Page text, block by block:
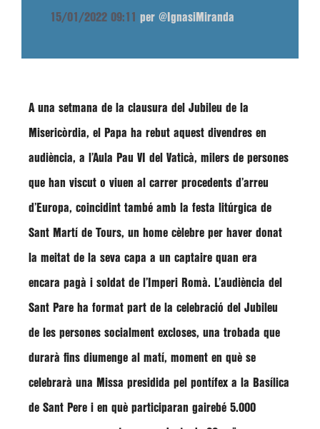
15/01/2022 09:11 per @IgnasiMiranda
A una setmana de la clausura del Jubileu de la
Misericòrdia, el Papa ha rebut aquest divendres en
audiència, a l’Aula Pau VI del Vaticà, milers de persones
que han viscut o viuen al carrer procedents d’arreu
d’Europa, coincidint també amb la festa litúrgica de
Sant Martí de Tours, un home cèlebre per haver donat
la meitat de la seva capa a un captaire quan era
encara pagà i soldat de l’Imperi Romà. L’audiència del
Sant Pare ha format part de la celebració del Jubileu
de les persones socialment excloses, una trobada que
durarà fins diumenge al matí, moment en què se
celebrarà una Missa presidida pel pontífex a la Basílica
de Sant Pere i en què participaran gairebé 5.000